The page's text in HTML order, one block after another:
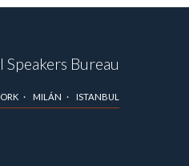
Bureau
MILÁN ISTANBUL